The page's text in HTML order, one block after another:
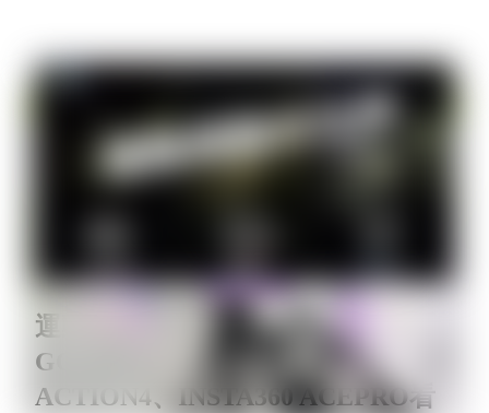
運動相機橫向評測 今天來測試
GOPRO HERO12、DJI
ACTION4、INSTA360 ACEPRO看